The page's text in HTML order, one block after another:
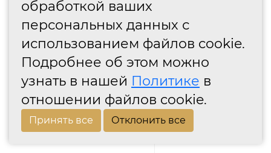
обработкой ваших
персональных данных с
использованием файлов cookie.
Подробнее об этом можно
узнать в нашей Политике в
отношении файлов cookie.
Принять все Отклонить все